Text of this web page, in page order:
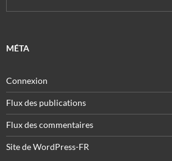
MÉTA
Connexion
Flux des publications
Flux des commentaires
Site de WordPress-FR